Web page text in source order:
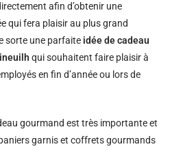
afin d’obtenir une
qui fera plaisir au plus grand
sorte une parfaite idée de cadeau
qui souhaitent faire plaisir à
en fin d’année ou lors de
gourmand est très importante et
garnis et coffrets gourmands